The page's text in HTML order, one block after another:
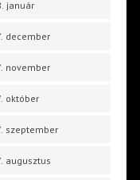
január
december
november
október
szeptember
augusztus